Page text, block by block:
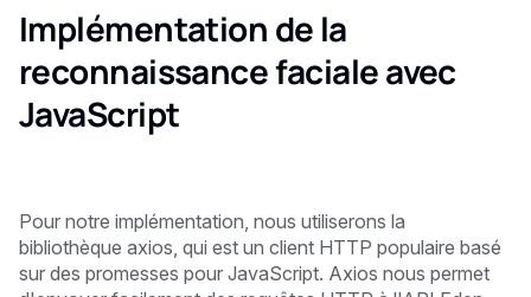
Implémentation de la
reconnaissance faciale avec
JavaScript
Pour notre implémentation, nous utiliserons la
bibliothèque axios, qui est un client HTTP populaire basé
sur des promesses pour JavaScript. Axios nous permet